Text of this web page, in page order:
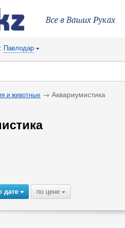
Все в Ваших Руках
Павлодар {
и животные → Аквариумистика
дате{ по цене {